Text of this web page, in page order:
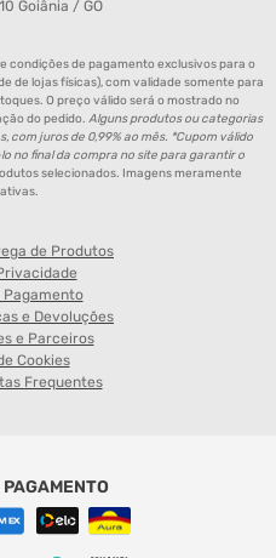
Goiânia / GO
condições de pagamento exclusivos para o
de lojas físicas), com validade somente para
O preço válido será o mostrado no
do pedido. Alguns produtos ou categorias
com juros de 0,99% ao mês. *Cupom válido
no final da compra no site para garantir o
selecionados. Imagens meramente
de Produtos
e Devoluções
e Parceiros
Cookies
Frequentes